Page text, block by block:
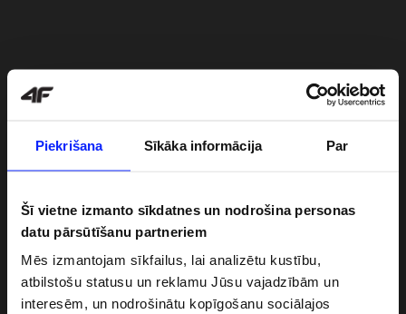
Piekrišana Sīkāka informācija Par
Šī vietne izmanto sīkdatnes un nodrošina personas
datu pārsūtīšanu partneriem
Mēs izmantojam sīkfailus, lai analizētu kustību,
atbilstošu statusu un reklamu Jūsu vajadzībām un
interesēm, un nodrošinātu kopīgošanu sociālajos